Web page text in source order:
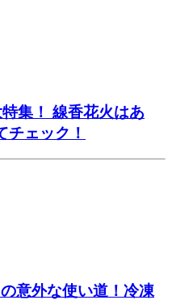
特集！ 線香花火はあ
チェック！
意外な使い道！冷凍